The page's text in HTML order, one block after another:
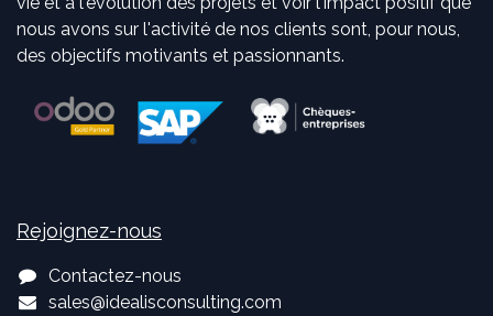
nous avons sur l'activité de nos clients sont, pour nous,
des objectifs motivants et passionnants.
Rejoignez-nous
Contactez-nous
sales@idealisconsulting.com